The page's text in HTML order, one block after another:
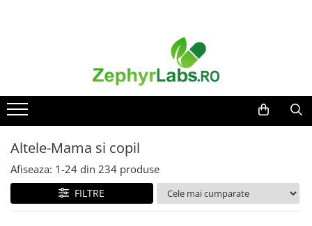
Alimentatie sanatoasa
Alimente
Dieta
Ceaiuri
Altele-Alimentatie sanatoasa
Mama si copil
Ingrijire și cosmetice
Altele-Mama si copil
Afiseaza: 1-24 din 234 produse
FILTRE